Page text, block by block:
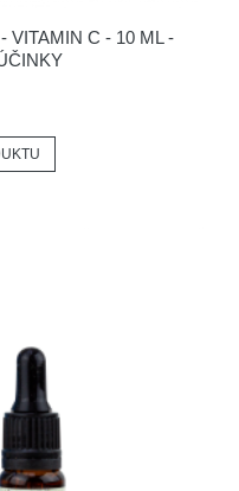
VITAMIN C - 10 ML -